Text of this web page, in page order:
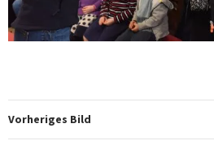
Vorheriges Bild